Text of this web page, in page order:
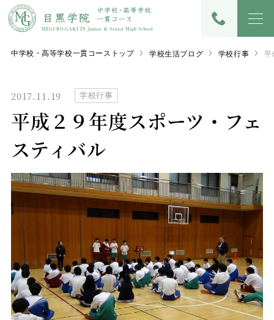
中学校・高等学校一貫コーストップ 学校生活ブログ 学校行事 平
2017.11.19 学校行事
平成２９年度スポーツ・フェ
スティバル